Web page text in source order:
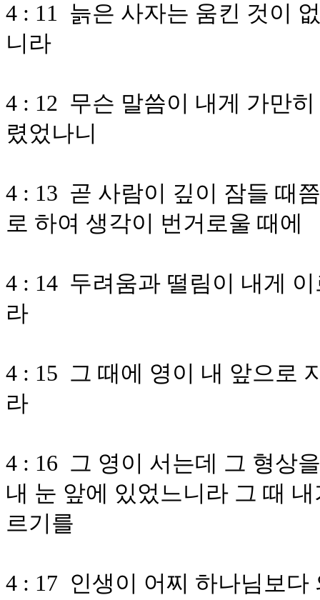
4 : 11 늙은 사자는 움킨 것이
니라
4 : 12 무슨 말씀이 내게 가만
렸었나니
4 : 13 곧 사람이 깊이 잠들 때
로 하여 생각이 번거로울 때에
4 : 14 두려움과 떨림이 내게
라
4 : 15 그 때에 영이 내 앞으로
라
4 : 16 그 영이 서는데 그 형상
내 눈 앞에 있었느니라 그 때
르기를
4 : 17 인생이 어찌 하나님보